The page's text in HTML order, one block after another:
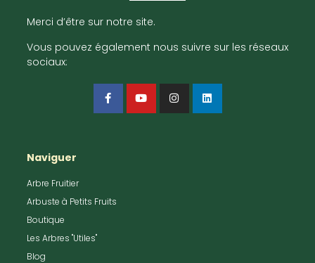
Merci d’être sur notre site.
Vous pouvez également nous suivre sur les réseaux
sociaux:
Naviguer
Arbre Fruitier
Arbuste à Petits Fruits
Boutique
Les Arbres "Utiles"
Blog